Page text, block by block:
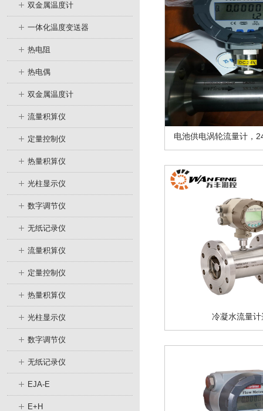
双金属温度计
一体化温度变送器
热电阻
热电偶
双金属温度计
流量积算仪
定量控制仪
热量积算仪
光柱显示仪
数字调节仪
无纸记录仪
流量积算仪
定量控制仪
热量积算仪
光柱显示仪
数字调节仪
无纸记录仪
EJA-E
E+H
电池供电涡轮流量计，
冷凝水流量计